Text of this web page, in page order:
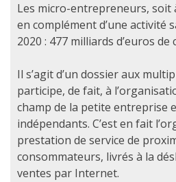
Les micro-entrepreneurs,
en complément d’une activité
2020 : 477 milliards d’euros de
Il s’agit d’un dossier aux
participe, de fait, à
champ de la petite entreprise
indépendants. C’est en fait
prestation de service de
consommateurs, livrés à la
ventes par Internet.